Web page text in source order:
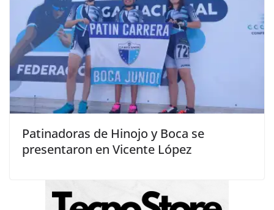
Patinadoras de Hinojo y Boca se
presentaron en Vicente López